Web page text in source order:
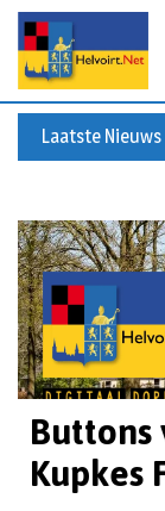
Laatste Nieuws
Kupkes